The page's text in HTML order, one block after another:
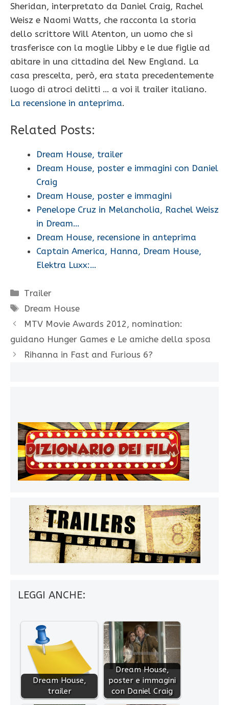
Sheridan, interpretato da Daniel Craig, Rachel
Weisz e Naomi Watts, che racconta la storia
dello scrittore Will Atenton, un uomo che si
trasferisce con la moglie Libby e le due figlie ad
abitare in una cittadina del New England. La
casa prescelta, però, era stata precedentemente
luogo di atroci delitti … a voi il trailer italiano.
La recensione in anteprima.
Related Posts:
Dream House, trailer
Dream House, poster e immagini con Daniel
Craig
Dream House, poster e immagini
Penelope Cruz in Melancholia, Rachel Weisz
in Dream…
Dream House, recensione in anteprima
Captain America, Hanna, Dream House,
Elektra Luxx:…
Categorie
Trailer
Tag
Dream House
MTV Movie Awards 2012, nomination:
guidano Hunger Games e Le amiche della sposa
Rihanna in Fast and Furious 6?
LEGGI ANCHE:
Dream House,
trailer
Dream House,
poster e immagini
con Daniel Craig